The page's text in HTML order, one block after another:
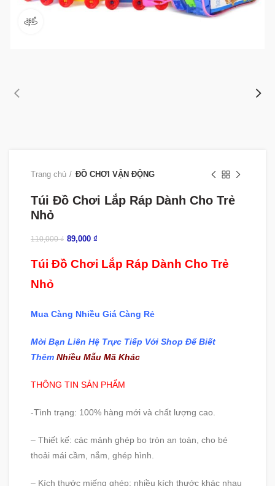
Trang chủ ĐỒ CHƠI VẬN ĐỘNG
Túi Đồ Chơi Lắp Ráp Dành Cho Trẻ
Nhỏ
110,000₫ 89,000 ₫
Túi Đồ Chơi Lắp Ráp Dành Cho Trẻ
Nhỏ
Mua Càng Nhiều Giá Càng Rẻ
Mời Bạn Liên Hệ Trực Tiếp Với Shop Để Biết
Thêm Nhiều Mẫu Mã Khác
THÔNG TIN SẢN PHẨM
-Tình trạng: 100% hàng mới và chất lượng cao.
– Thiết kế: các mảnh ghép bo tròn an toàn, cho bé
thoải mái cầm, nắm, ghép hình.
– Kích thước miếng ghép: nhiều kích thước khác nhau